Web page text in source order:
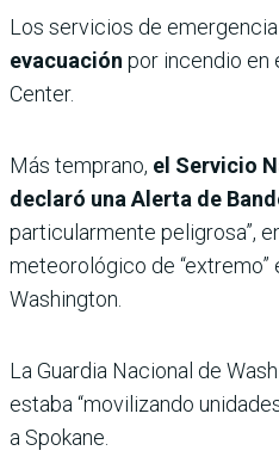
Los servicios de emergencia
evacuación por incendio en
Center.
Más temprano, el Servicio
declaró una Alerta de
particularmente peligrosa”,
meteorológico de “extremo”
Washington.
La Guardia Nacional de
estaba “movilizando
a Spokane.